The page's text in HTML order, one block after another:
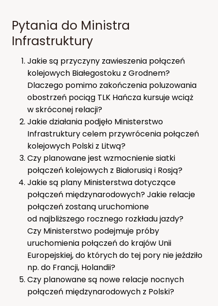
Pytania do Ministra
Infrastruktury
Jakie są przyczyny zawieszenia połączeń
kolejowych Białegostoku z Grodnem?
Dlaczego pomimo zakończenia poluzowania
obostrzeń pociąg TLK Hańcza kursuje wciąż
w skróconej relacji?
Jakie działania podjęło Ministerstwo
Infrastruktury celem przywrócenia połączeń
kolejowych Polski z Litwą?
Czy planowane jest wzmocnienie siatki
połączeń kolejowych z Białorusią i Rosją?
Jakie są plany Ministerstwa dotyczące
połączeń międzynarodowych? Jakie relacje
połączeń zostaną uruchomione
od najbliższego rocznego rozkładu jazdy?
Czy Ministerstwo podejmuje próby
uruchomienia połączeń do krajów Unii
Europejskiej, do których do tej pory nie jeździło
np. do Francji, Holandii?
Czy planowane są nowe relacje nocnych
połączeń międzynarodowych z Polski?